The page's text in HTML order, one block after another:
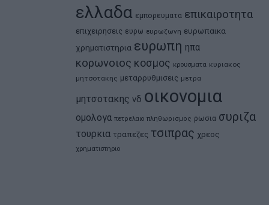
ελλαδα εμπορευματα επικαιροτητα
επιχειρησεις ευρω ευρωζωνη ευρωπαικα
χρηματιστηρια ευρωπη ηπα
κορωνοιος κοσμος κρουσματα κυριακος
μητσοτακης μεταρρυθμισεις μετρα
μητσοτακης νδ οικονομια
ομολογα πετρελαιο πληθωρισμος ρωσια συριζα
τουρκια τραπεζες τσιπρας χρεος
χρηματιστηριο